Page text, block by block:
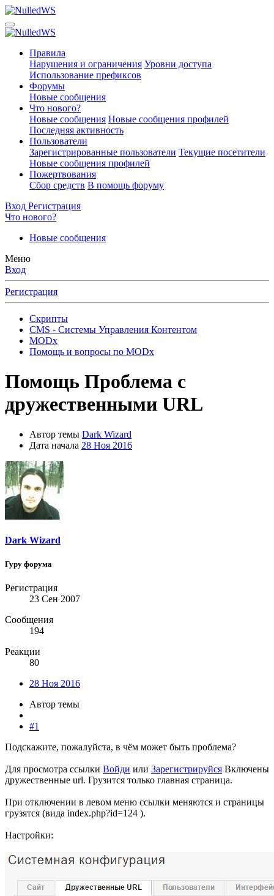
Правила
Нарушения и ограничения Уровни доступа
Использование префиксов
Форумы
Новые сообщения
Что нового?
Новые сообщения Новые сообщения профилей
Последняя активность
Пользователи
Зарегистрированные пользователи Текущие посетители
Новые сообщения профилей
Пожертвования
Сбор средств В помощь форуму
Вход Регистрация
Что нового?
Новые сообщения
Меню
Вход
Регистрация
Скрипты
CMS - Системы Управления Контентом
MODx
Помощь и вопросы по MODx
Помощь Проблема с
дружественными URL
Автор темы Dark Wizard
Дата начала 28 Ноя 2016
Dark Wizard
Гуру форума
Регистрация
23 Сен 2007
Сообщения
194
Реакции
80
28 Ноя 2016
Автор темы
#1
Подскажите, пожалуйста, в чём может быть проблема?
Для просмотра ссылки Войди или Зарегистрируйся Включены
дружественные url. Грузится только главная страница.
При отключении в левом меню ссылки меняются и страницы
грузятся (вида index.php?id=124 ).
Настройки: